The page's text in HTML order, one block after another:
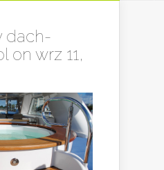
dach-
on wrz 11,